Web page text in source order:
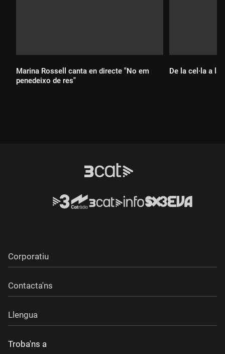
Marina Rossell canta en directe "No em
penedeixo de res"
De la cel·la a la
Corporatiu
Contacta'ns
Llengua
Troba'ns a